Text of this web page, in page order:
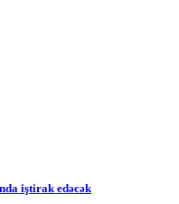
iştirak edəcək